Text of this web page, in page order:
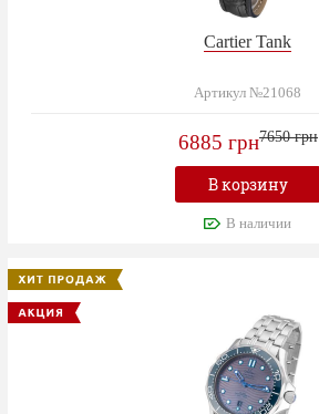
Cartier Tank
Артикул №21068
6885 грн7650 грн
В корзину
В наличии